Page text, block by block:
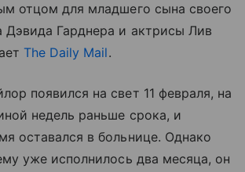
отцом для младшего сына своего
Дэвида Гарднера и актрисы Лив
The Daily Mail.
появился на свет 11 февраля, на
недель раньше срока, и
оставался в больнице. Однако
уже исполнилось два месяца, он